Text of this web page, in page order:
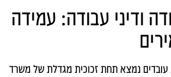
ודיני עבודה: עמידה
נמצא תחת זכוכית מגדלת של משרד